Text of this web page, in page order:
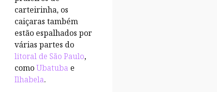
carteirinha, os
caiçaras também
estão espalhados por
várias partes do
litoral de São Paulo,
comoUbatuba e
Ilhabela.